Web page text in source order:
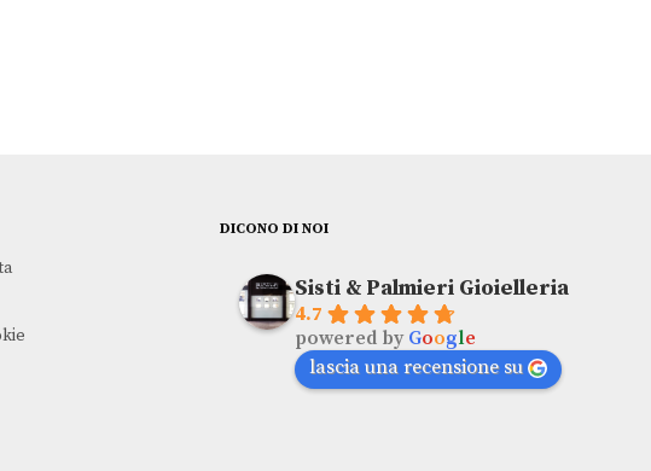
DICONO DI NOI
Sisti & Palmieri Gioielleria
4.7
powered by Google
lascia una recensione su